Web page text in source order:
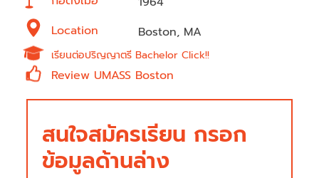
Location
Boston, MA
เรียนต่อปริญญาตรี Bachelor Click!!
Review UMASS Boston
สนใจสมัครเรียน กรอก
ข้อมูลด้านล่าง